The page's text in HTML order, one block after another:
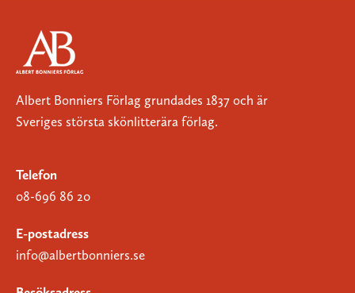
Albert Bonniers Förlag grundades 1837 och är
Sveriges största skönlitterära förlag.
Telefon
08-696 86 20
E-postadress
info@albertbonniers.se